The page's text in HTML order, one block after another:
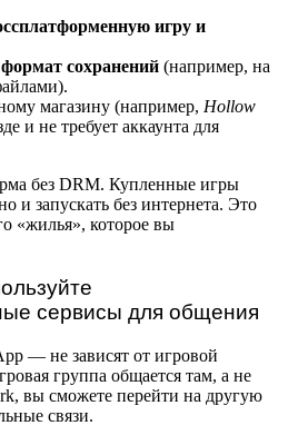
игру и
сохранений (например, на
магазину (например, Hollow
и не требует аккаунта для
без DRM. Купленные игры
и запускать без интернета. Это
«жилья», которое вы
сервисы для общения
— не зависят от игровой
группа общается там, а не
вы сможете перейти на другую
связи.